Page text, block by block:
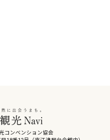
コンベンション協会